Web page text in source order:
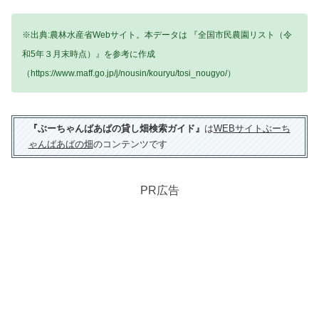
※出典:農林水産省Webサイト。本データは 『全国市民農園リスト（令
和5年３月末時点）』を参考に作成
（https://www.maff.go.jp/j/nousin/kouryu/tosi_nougyo/）
『ぶーちゃんばあばの貸し畑検索ガイド』 はWEBサイトぶーち
ゃんばあばの畑のコンテンツです
PR広告